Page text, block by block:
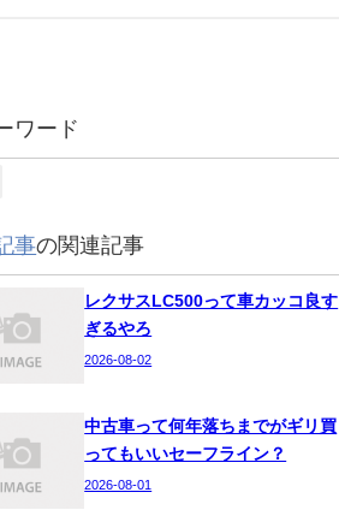
ワード
事の関連記事
レクサスLC500って車カッコ良す
ぎるやろ
2026-08-02
中古車って何年落ちまでがギリ買
ってもいいセーフライン？
2026-08-01